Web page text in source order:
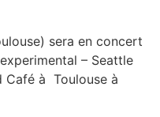
sera en concert
– Seattle
Café à Toulouse à